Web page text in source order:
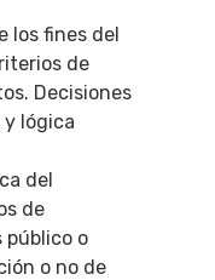
los fines del
de
Decisiones
lógica
del
de
público o
o no de